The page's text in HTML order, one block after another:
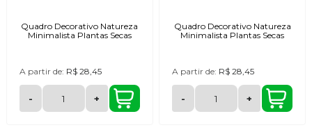
Quadro Decorativo Natureza
Minimalista Plantas Secas
A partir de: R$ 28,45
- +
Quadro Decorativo Natureza
Minimalista Plantas Secas
A partir de: R$ 28,45
- +